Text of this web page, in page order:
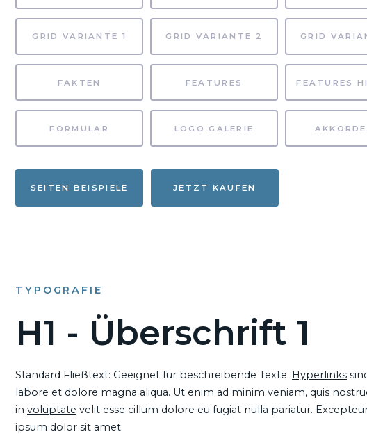
GRID VARIANTE 1 GRID VARIANTE 2 GRID
FAKTEN FEATURES
FORMULAR LOGO GALERIE
SEITEN BEISPIELE JETZT KAUFEN
TYPOGRAFIE
H1 - Überschrift 1
Standard Fließtext: Geeignet für beschreibende Texte. Hyperlinks
labore et dolore magna aliqua. Ut enim ad minim veniam, quis
in voluptate velit esse cillum dolore eu fugiat nulla pariatur.
ipsum dolor sit amet.